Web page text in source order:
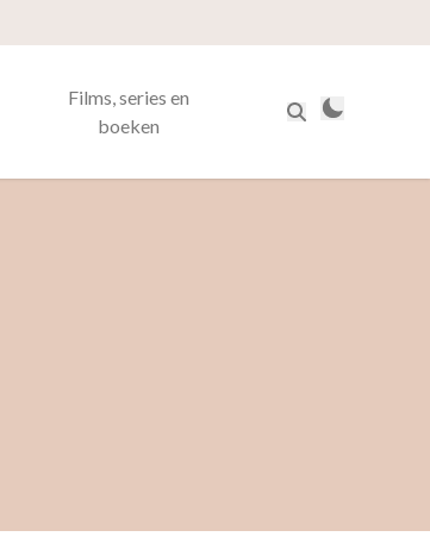
Films, series en
boeken